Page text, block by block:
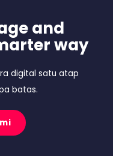
and
way
digital satu atap
batas.